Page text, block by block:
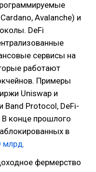
Avalanche) и
DeFi
сервисы на
работают
Примеры
Uniswap и
Band Protocol, DeFi-
В конце прошлого
в
млрд.
фермерство